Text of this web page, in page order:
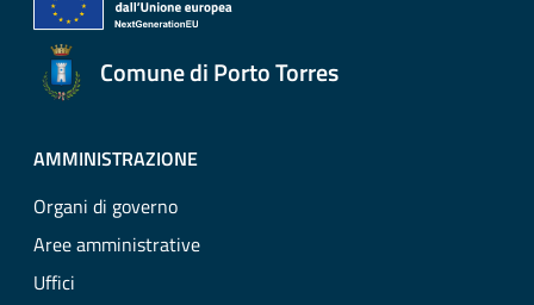
Comune di Porto Torres
AMMINISTRAZIONE
Organi di governo
Aree amministrative
Uffici